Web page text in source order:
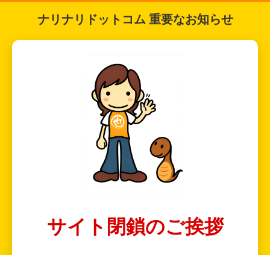
ナリナリドットコム 重要なお知らせ
サイト閉鎖のご挨拶